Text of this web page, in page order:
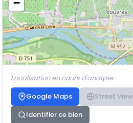
−
Localisation en cours d'analyse
Google Maps
Street View
Identifier ce bien